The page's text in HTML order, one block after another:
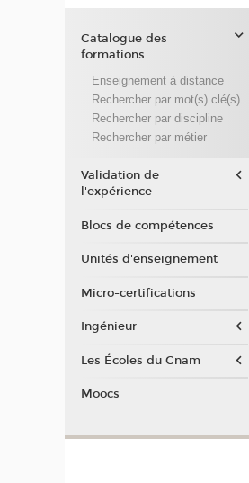
Catalogue des
formations
Enseignement à distance
Rechercher par mot(s) clé(s)
Rechercher par discipline
Rechercher par métier
Validation de
l'expérience
Blocs de compétences
Unités d'enseignement
Micro-certifications
Ingénieur
Les Écoles du Cnam
Moocs